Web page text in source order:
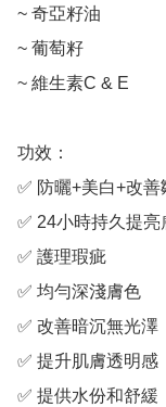
~ 奇亞籽油
~ 葡萄籽
~ 維生素C & E
功效：
✅ 防曬+美白+改善
✅ 24小時持久提亮
✅ 護理瑕疵
✅ 均勻深淺膚色
✅ 改善暗沉無光澤
✅ 提升肌膚透明感
✅ 提供水份和舒緩